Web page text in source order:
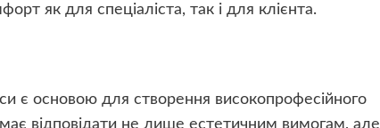
як для спеціаліста, так і для клієнта.
є основою для створення високопрофесійного
відповідати не лише естетичним вимогам, але